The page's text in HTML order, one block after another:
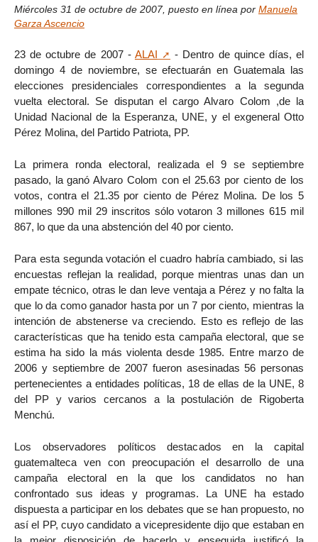
Miércoles 31 de octubre de 2007, puesto en línea por Manuela
Garza Ascencio
23 de octubre de 2007 - ALAI
- Dentro de quince días, el
domingo 4 de noviembre, se efectuarán en Guatemala las
elecciones presidenciales correspondientes a la segunda
vuelta electoral. Se disputan el cargo Alvaro Colom ,de la
Unidad Nacional de la Esperanza, UNE, y el exgeneral Otto
Pérez Molina, del Partido Patriota, PP.
La primera ronda electoral, realizada el 9 se septiembre
pasado, la ganó Alvaro Colom con el 25.63 por ciento de los
votos, contra el 21.35 por ciento de Pérez Molina. De los 5
millones 990 mil 29 inscritos sólo votaron 3 millones 615 mil
867, lo que da una abstención del 40 por ciento.
Para esta segunda votación el cuadro habría cambiado, si las
encuestas reflejan la realidad, porque mientras unas dan un
empate técnico, otras le dan leve ventaja a Pérez y no falta la
que lo da como ganador hasta por un 7 por ciento, mientras la
intención de abstenerse va creciendo. Esto es reflejo de las
características que ha tenido esta campaña electoral, que se
estima ha sido la más violenta desde 1985. Entre marzo de
2006 y septiembre de 2007 fueron asesinadas 56 personas
pertenecientes a entidades políticas, 18 de ellas de la UNE, 8
del PP y varios cercanos a la postulación de Rigoberta
Menchú.
Los observadores políticos destacados en la capital
guatemalteca ven con preocupación el desarrollo de una
campaña electoral en la que los candidatos no han
confrontado sus ideas y programas. La UNE ha estado
dispuesta a participar en los debates que se han propuesto, no
así el PP, cuyo candidato a vicepresidente dijo que estaban en